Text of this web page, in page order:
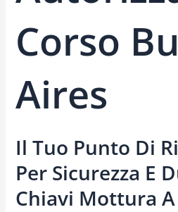
Corso
Aires
Il Tuo Punto Di
Per Sicurezza E
Chiavi Mottura